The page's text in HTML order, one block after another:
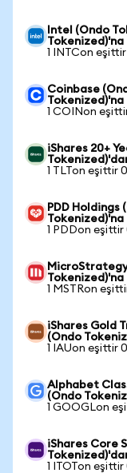
Intel (Ondo
Tokenized)'na
1 INTCon
Coinbase
Tokenized)'na
1 COINon
iShares 20+
1 TLTon eşittir
PDD Holdings
Tokenized)'na
1 PDDon
Tokenized)'na
1 MSTRon
iShares Gold
(Ondo
1 IAUon eşittir
Alphabet
(Ondo
1 GOOGLon
iShares Core
1 ITOTon